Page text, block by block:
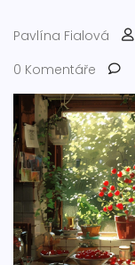
Pavlína Fialová
0 Komentáře